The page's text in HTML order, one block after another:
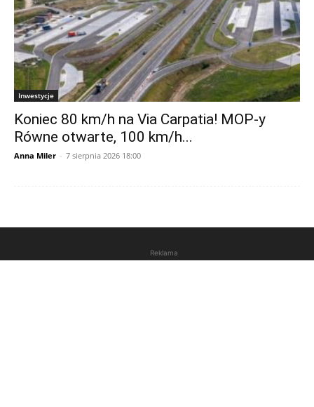
Inwestycje
Koniec 80 km/h na Via Carpatia! MOP-y
Równe otwarte, 100 km/h...
Anna Miler - 7 sierpnia 2026 18:00
Reklama